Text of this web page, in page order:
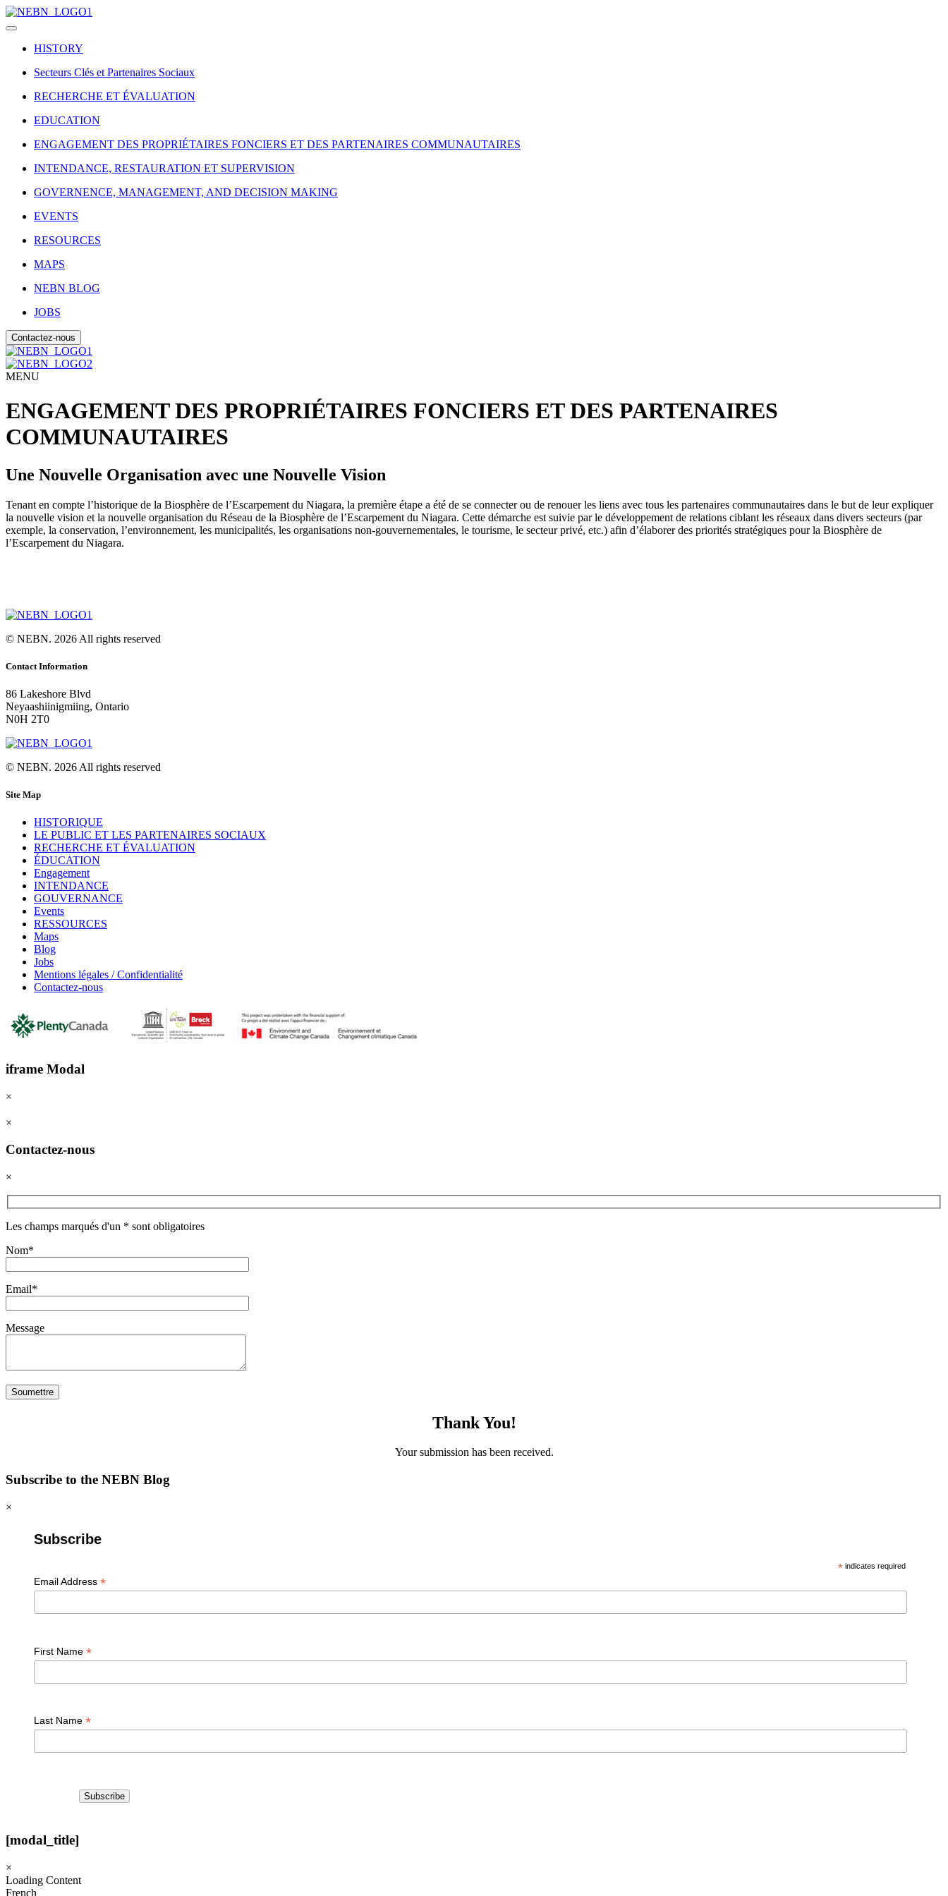
HISTORY
Secteurs Clés et Partenaires Sociaux
RECHERCHE ET ÉVALUATION
EDUCATION
ENGAGEMENT DES PROPRIÉTAIRES FONCIERS ET DES PARTENAIRES COMMUNAUTAIRES
INTENDANCE, RESTAURATION ET SUPERVISION
GOVERNENCE, MANAGEMENT, AND DECISION MAKING
EVENTS
RESOURCES
MAPS
NEBN BLOG
JOBS
Contactez-nous
MENU
ENGAGEMENT DES PROPRIÉTAIRES FONCIERS ET DES PARTENAIRES
COMMUNAUTAIRES
Une Nouvelle Organisation avec une Nouvelle Vision
Tenant en compte l’historique de la Biosphère de l’Escarpement du Niagara, la première étape a été de se connecter ou de renouer les liens avec tous les partenaires communautaires dans le but de leur expliquer
la nouvelle vision et la nouvelle organisation du Réseau de la Biosphère de l’Escarpement du Niagara. Cette démarche est suivie par le développement de relations ciblant les réseaux dans divers secteurs (par
exemple, la conservation, l’environnement, les municipalités, les organisations non-gouvernementales, le tourisme, le secteur privé, etc.) afin d’élaborer des priorités stratégiques pour la Biosphère de
l’Escarpement du Niagara.
© NEBN. 2026 All rights reserved
Contact Information
86 Lakeshore Blvd
Neyaashiinigmiing, Ontario
N0H 2T0
© NEBN. 2026 All rights reserved
Site Map
HISTORIQUE
LE PUBLIC ET LES PARTENAIRES SOCIAUX
RECHERCHE ET ÉVALUATION
ÉDUCATION
Engagement
INTENDANCE
GOUVERNANCE
Events
RESSOURCES
Maps
Blog
Jobs
Mentions légales / Confidentialité
Contactez-nous
iframe Modal
×
×
Contactez-nous
×
Les champs marqués d'un * sont obligatoires
Nom*
Email*
Message
Thank You!
Your submission has been received.
Subscribe to the NEBN Blog
×
Subscribe
* indicates required
Email Address *
First Name *
Last Name *
[modal_title]
×
Loading Content
French